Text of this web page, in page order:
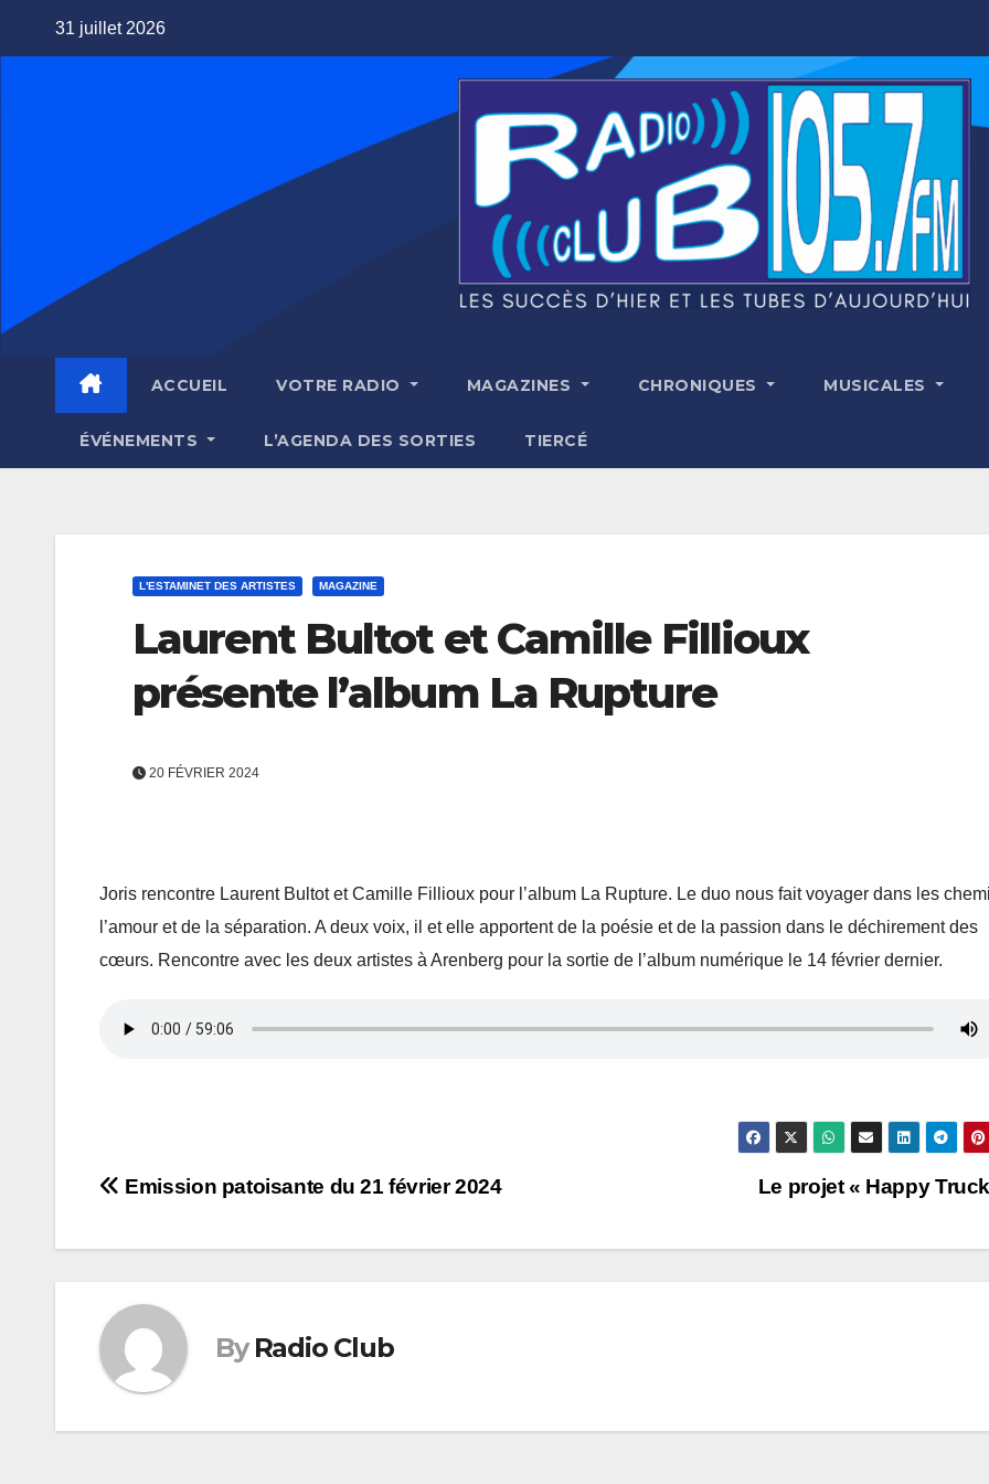
31 juillet 2026
ACCUEIL VOTRE RADIO MAGAZINES CHRONIQUES MUSICALES
ÉVÉNEMENTS L’AGENDA DES SORTIES TIERCÉ
L'ESTAMINET DES ARTISTES MAGAZINE
Laurent Bultot et Camille Fillioux
présente l’album La Rupture
20 FÉVRIER 2024
Joris rencontre Laurent Bultot et Camille Fillioux pour l’album La Rupture. Le duo nous fait voyager dans les
l’amour et de la séparation. A deux voix, il et elle apportent de la poésie et de la passion dans le déchirement des
cœurs. Rencontre avec les deux artistes à Arenberg pour la sortie de l’album numérique le 14 février dernier.
Navigation
de
Le projet « Happy
Emission patoisante du 21 février 2024
By Radio Club